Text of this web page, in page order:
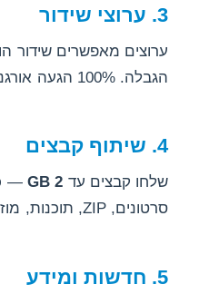
3. ערוצי שידור
ערוצים מאפשרים שידור
הגבלה. 100% הגעה אורגנית ללא סינון אלגוריתמי.
4. שיתוף קבצים
שלחו קבצים עד 2 GB
—
סרטונים, ZIP, תוכנות, מוזיקה, PDF.
5. חדשות ומידע